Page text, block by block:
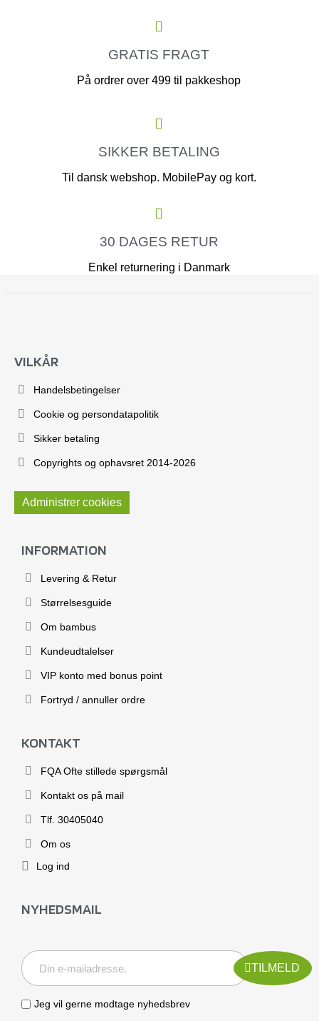
GRATIS FRAGT
På ordrer over 499 til pakkeshop
SIKKER BETALING
Til dansk webshop. MobilePay og kort.
30 DAGES RETUR
Enkel returnering i Danmark
VILKÅR
Handelsbetingelser
Cookie og persondatapolitik
Sikker betaling
Copyrights og ophavsret 2014-2026
Administrer cookies
INFORMATION
Levering & Retur
Størrelsesguide
Om bambus
Kundeudtalelser
VIP konto med bonus point
Fortryd / annuller ordre
KONTAKT
FQA Ofte stillede spørgsmål
Kontakt os på mail
Tlf. 30405040
Om os
Log ind
NYHEDSMAIL
TILMELD
Jeg vil gerne modtage nyhedsbrev